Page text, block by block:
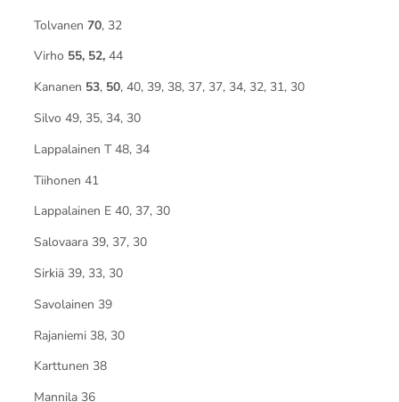
Tolvanen 70, 32
Virho 55, 52,44
Kananen 53, 50, 40, 39, 38, 37, 37, 34, 32, 31, 30
Silvo 49, 35, 34, 30
Lappalainen T 48, 34
Tiihonen 41
Lappalainen E 40, 37, 30
Salovaara 39, 37, 30
Sirkiä 39, 33, 30
Savolainen 39
Rajaniemi 38, 30
Karttunen 38
Mannila 36